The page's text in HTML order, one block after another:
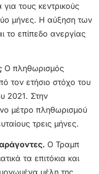
τους κεντρικούς
μήνες. Η αύξηση των
το επίπεδο ανεργίας
Ο πληθωρισμός
τον ετήσιο στόχο του
2021. Στην
μέτρο πληθωρισμού
τρεις μήνες.
Ο Τραμπ
τα επιτόκια και